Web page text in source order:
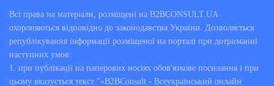
Всі права на матеріали, розміщені на B2BCONSULT.UA
охороняються відповідно до законодавства України. Дозволяється
републікування інформації розміщеної на порталі при дотриманні
наступних умов:
1. при публікації на паперових носіях обов'язкове посилання і при
цьому вказується текст "«B2BConsult - Всеукраїнський онлайн